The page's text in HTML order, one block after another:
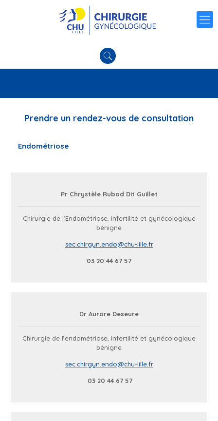
Prendre un rendez-vous de consultation
Endométriose
Pr Chrystèle Rubod Dit Guillet
Chirurgie de l’Endométriose, infertilité et gynécologique
bénigne
sec.chirgyn.endo@chu-lille.fr
03 20 44 67 57
Dr Aurore Deseure
Chirurgie de l’endométriose, infertilité et gynécologique
bénigne
sec.chirgyn.endo@chu-lille.fr
03 20 44 67 57